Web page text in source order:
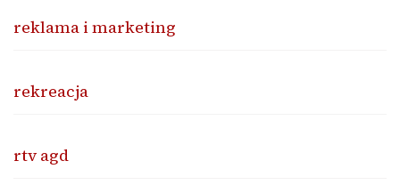
reklama i marketing
rekreacja
rtv agd